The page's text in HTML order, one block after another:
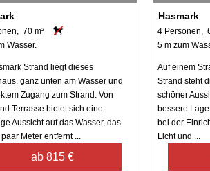
70 m²
Wasser.
Strand liegt dieses
ganz unten am Wasser und
Zugang zum Strand. Von
Terrasse bietet sich eine
Aussicht auf das Wasser, das
Meter entfernt ...
ab 815 €
Hasmark
4 Personen,
5 m zum
Auf einem
Strand steht
schöner
bessere
bei der
Licht und ...